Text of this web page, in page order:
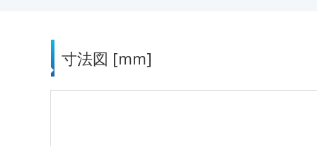
寸法図 [mm]